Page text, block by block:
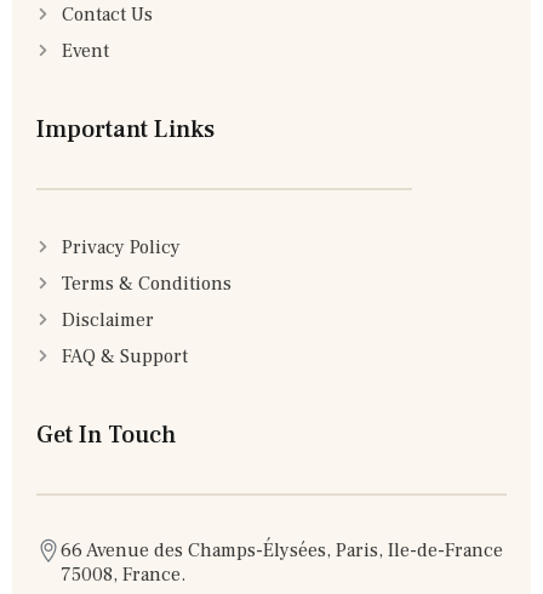
Contact Us
Event
Important Links
Privacy Policy
Terms & Conditions
Disclaimer
FAQ & Support
Get In Touch
66 Avenue des Champs-Élysées, Paris, Ile-de-France
75008, France.